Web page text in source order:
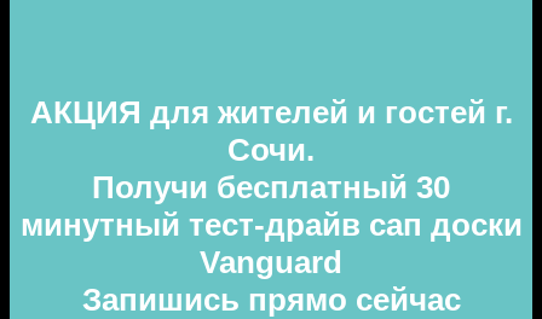
АКЦИЯ для жителей и гостей г.
Сочи.
Получи бесплатный 30
минутный тест-драйв сап доски
Vanguard
Запишись прямо сейчас